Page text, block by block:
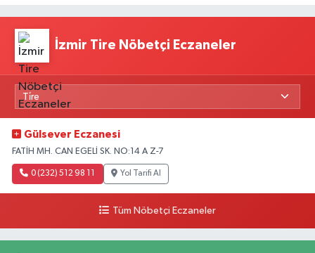
İzmir Tire Nöbetçi Eczaneler
Gülsever Eczanesi
FATİH MH. CAN EGELİ SK. NO:14 A Z-7
0 (232) 512 98 11 Yol Tarifi Al
Tüm Nöbetçi Eczaneler